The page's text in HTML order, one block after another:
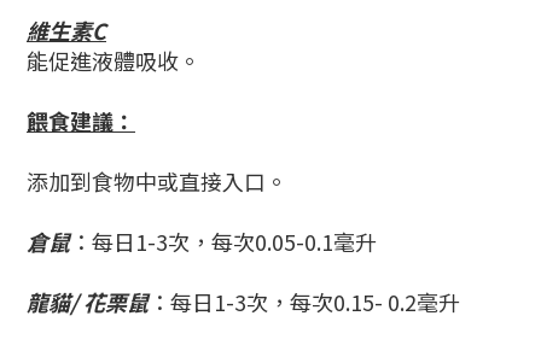
維生素C
能促進液體吸收。
餵食建議：
添加到食物中或直接入口。
倉鼠： 每日1-3次，每次0.05-0.1毫升
龍貓/ 花栗鼠：每日1-3次，每次0.15- 0.2毫升